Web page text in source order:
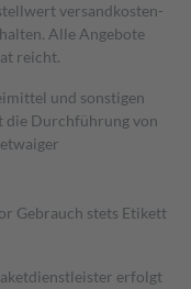
versand­kosten­
Alle Angebote
reicht.
und sonstigen
die Durchführung von
Gebrauch stets Etikett
erfolgt